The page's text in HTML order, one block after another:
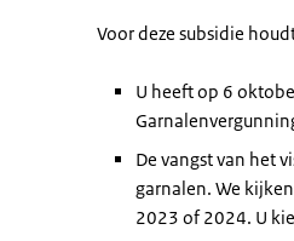
Voor deze subsidie
U heeft op 6
De vangst van het
garnalen. We
2023 of 2024. U